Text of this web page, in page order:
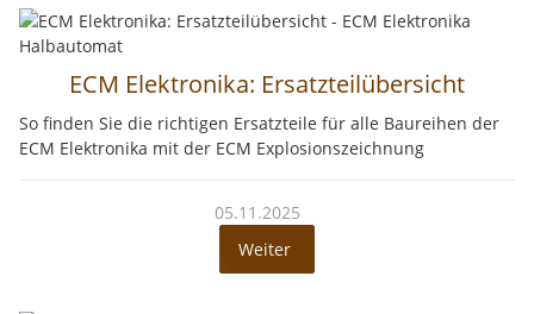
ECM Elektronika: Ersatzteilübersicht
So finden Sie die richtigen Ersatzteile für alle Baureihen der
ECM Elektronika mit der ECM Explosionszeichnung
05.11.2025
Weiter